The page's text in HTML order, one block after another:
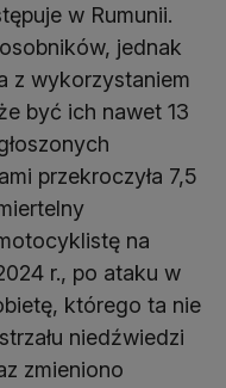
w Rumunii.
jednak
z wykorzystaniem
być ich nawet 13
przekroczyła 7,5
na
r., po ataku w
którego ta nie
niedźwiedzi
zmieniono